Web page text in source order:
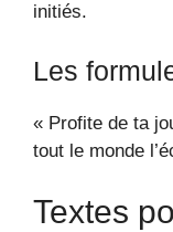
initiés.
Les
« Profite de ta
tout le monde
Textes